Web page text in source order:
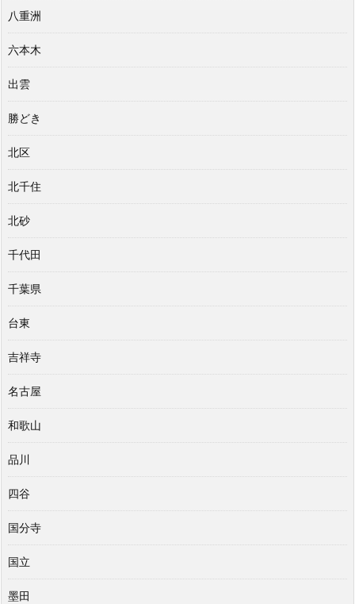
八重洲
六本木
出雲
勝どき
北区
北千住
北砂
千代田
千葉県
台東
吉祥寺
名古屋
和歌山
品川
四谷
国分寺
国立
墨田